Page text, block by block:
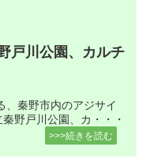
戸川公園、カルチ
、秦野市内のアジサイ
野戸川公園、カ・・・
>>>続きを読む